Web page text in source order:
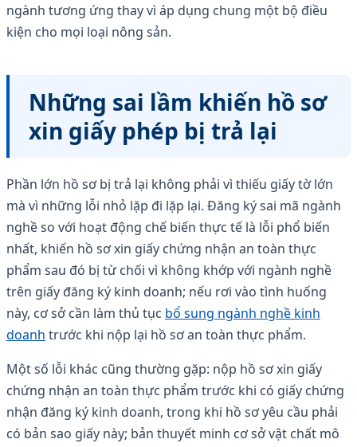
ngành tương ứng thay vì áp dụng chung một bộ điều
kiện cho mọi loại nông sản.
Những sai lầm khiến hồ sơ
xin giấy phép bị trả lại
Phần lớn hồ sơ bị trả lại không phải vì thiếu giấy tờ lớn
mà vì những lỗi nhỏ lặp đi lặp lại. Đăng ký sai mã ngành
nghề so với hoạt động chế biến thực tế là lỗi phổ biến
nhất, khiến hồ sơ xin giấy chứng nhận an toàn thực
phẩm sau đó bị từ chối vì không khớp với ngành nghề
trên giấy đăng ký kinh doanh; nếu rơi vào tình huống
này, cơ sở cần làm thủ tục bổ sung ngành nghề kinh
doanh trước khi nộp lại hồ sơ an toàn thực phẩm.
Một số lỗi khác cũng thường gặp: nộp hồ sơ xin giấy
chứng nhận an toàn thực phẩm trước khi có giấy chứng
nhận đăng ký kinh doanh, trong khi hồ sơ yêu cầu phải
có bản sao giấy này; bản thuyết minh cơ sở vật chất mô